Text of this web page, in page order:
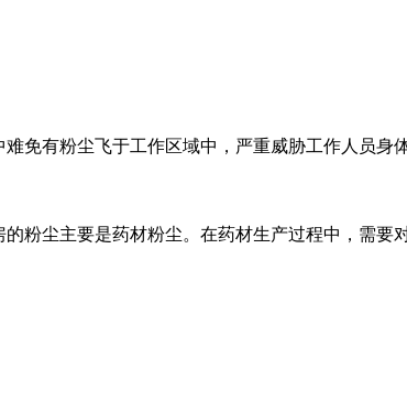
免有粉尘飞于工作区域中，严重威胁工作人员身
粉尘主要是药材粉尘。 在药材生产过程中，需要